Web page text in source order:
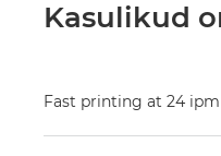
Kasulikud
Fast printing at 24